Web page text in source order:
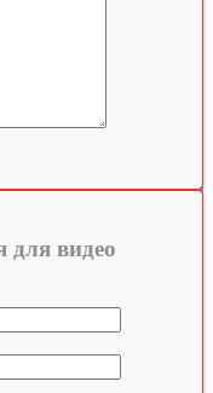
для видео